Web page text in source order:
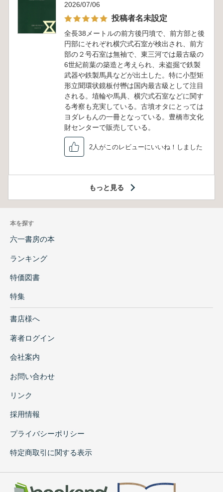
2026/07/06
投稿者名未設定
全長38メートルの前方後円墳で、前方部と後
円部にそれぞれ横穴式石室が検出され、前方
部の２号石室は無袖で、東三河では最古級の
6世紀前葉の築造と考えられ、未盗掘で鉄製
武器や鉄製馬具などが出土した。特に小型矩
形立聞環状鏡板付轡は国内最古級として注目
される。埴輪や馬具、横穴式石室などに関す
る考察も充実している。古墳オタにとっては
ヨダレもんの一冊となっている。豊橋市文化
財センターで販売している。
2人がこのレビューにいいね！しました
もっと見る
本を探す
六一書房の本
ランキング
特価図書
特集
書店様へ
著者ログイン
会社案内
お問い合わせ
リンク
採用情報
プライバシーポリシー
特定商取引に関する表示